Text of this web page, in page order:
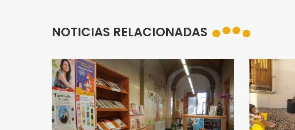
NOTICIAS RELACIONADAS